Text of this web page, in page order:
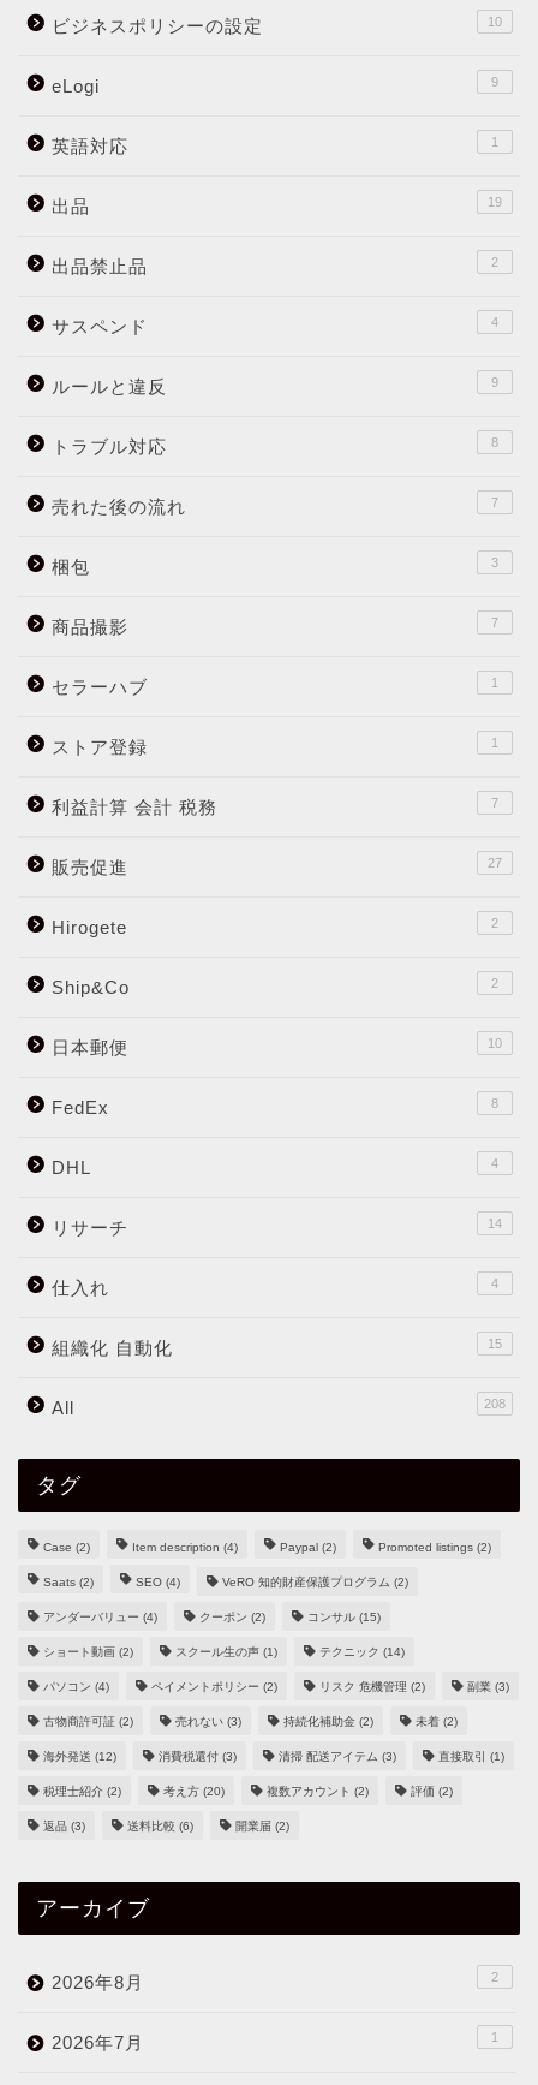
ビジネスポリシーの設定 10
eLogi 9
英語対応 1
出品 19
出品禁止品 2
サスペンド 4
ルールと違反 9
トラブル対応 8
売れた後の流れ 7
梱包 3
商品撮影 7
セラーハブ 1
ストア登録 1
利益計算 会計 税務 7
販売促進 27
Hirogete 2
Ship&Co 2
日本郵便 10
FedEx 8
DHL 4
リサーチ 14
仕入れ 4
組織化 自動化 15
All 208
タグ
Case (2) Item description (4) Paypal (2) Promoted listings (2)
Saats (2) SEO (4) VeRO 知的財産保護プログラム (2)
アンダーバリュー (4) クーポン (2) コンサル (15)
ショート動画 (2) スクール生の声 (1) テクニック (14)
パソコン (4) ペイメントポリシー (2) リスク 危機管理 (2) 副業 (3)
古物商許可証 (2) 売れない (3) 持続化補助金 (2) 未着 (2)
海外発送 (12) 消費税還付 (3) 清掃 配送アイテム (3) 直接取引 (1)
税理士紹介 (2) 考え方 (20) 複数アカウント (2) 評価 (2)
返品 (3) 送料比較 (6) 開業届 (2)
アーカイブ
2026年8月 2
2026年7月 1